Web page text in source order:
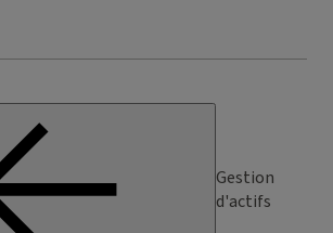
Gestion
d'actifs